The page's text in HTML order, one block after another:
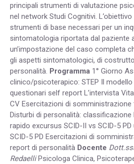
principali strumenti di valutazione
nel network Studi Cognitivi.
strumenti di base necessari per un
sintomatologia riportata dal paziente
un’impostazione del caso completa
gli aspetti sintomatologici, di
personalità. Programma 1° Giorno
clinico/psicoterapico: STEP Il
questionari self report L’intervista
CV Esercitazioni di somministrazione
Disturbi di personalità: classificazione
rapido excursus SCID-II vs SCID-5
SCID-5 PD Esercitazioni di
report di personalità Docente
RedaelliPsicologa Clinica,